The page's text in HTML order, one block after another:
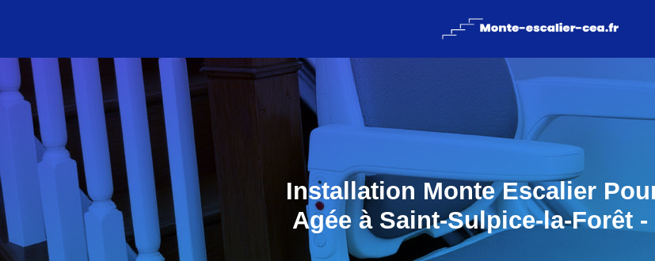
Installation Monte Escalier
Agée à Saint-Sulpice-la-Forêt -